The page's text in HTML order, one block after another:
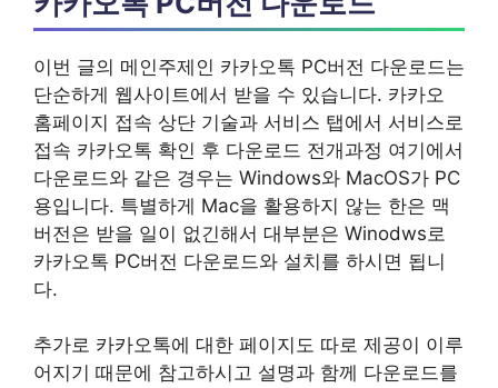
이번 글의 메인주제인 카카오톡 PC버전 다운로드는
단순하게 웹사이트에서 받을 수 있습니다. 카카오
홈페이지 접속 상단 기술과 서비스 탭에서 서비스로
접속 카카오톡 확인 후 다운로드 전개과정 여기에서
다운로드와 같은 경우는 Windows와 MacOS가 PC
용입니다. 특별하게 Mac을 활용하지 않는 한은 맥
버전은 받을 일이 없긴해서 대부분은 Winodws로
카카오톡 PC버전 다운로드와 설치를 하시면 됩니
다.
추가로 카카오톡에 대한 페이지도 따로 제공이 이루
어지기 때문에 참고하시고 설명과 함께 다운로드를